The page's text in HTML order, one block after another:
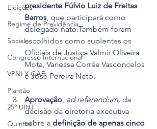
Eleições
Regime de Previdência
Social
Congresso Internacional
VPNI X GAE
Plantão
25º UIHJ
Quintos
presidente Fúlvio Luiz de Freitas
Barros , que participará como
delegado nato.Também foram
escolhidos como suplentes os
Oficiais de Justiça Valmir Oliveira
Mota, Vanessa Corrêa Vasconcelos
e José Pereira Neto.
Aprovação ad referendum, da
decisão da diretoria executiva
sobre a definição de apenas cinco